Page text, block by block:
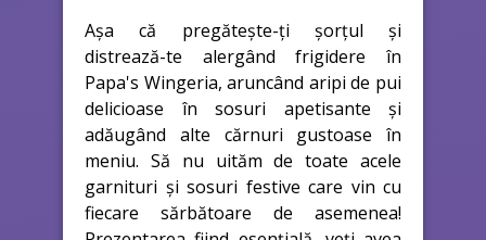
Așa că pregătește-ți șorțul și
distrează-te alergând frigidere în
Papa's Wingeria, aruncând aripi de pui
delicioase în sosuri apetisante și
adăugând alte cărnuri gustoase în
meniu. Să nu uităm de toate acele
garnituri și sosuri festive care vin cu
fiecare sărbătoare de asemenea!